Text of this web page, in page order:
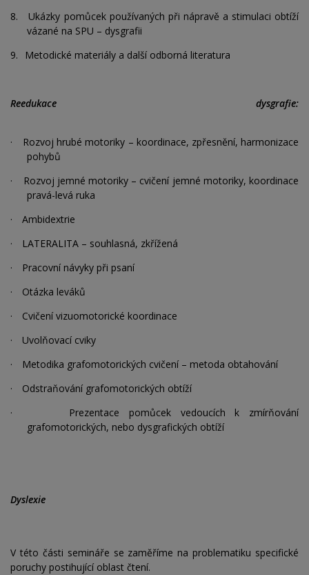
8.
Ukázky pomůcek používaných při nápravě a stimulaci obtíží
vázané na SPU – dysgrafii
9.
Metodické materiály a další odborná literatura
Reedukace dysgrafie:
·
Rozvoj hrubé motoriky – koordinace, zpřesnění, harmonizace
pohybů
·
Rozvoj jemné motoriky – cvičení jemné motoriky, koordinace
pravá-levá ruka
·
Ambidextrie
·
LATERALITA – souhlasná, zkřížená
·
Pracovní návyky při psaní
·
Otázka leváků
·
Cvičení vizuomotorické koordinace
·
Uvolňovací cviky
·
Metodika grafomotorických cvičení – metoda obtahování
·
Odstraňování grafomotorických obtíží
·
Prezentace pomůcek vedoucích k zmírňování
grafomotorických, nebo dysgrafických obtíží
Dyslexie
V této části semináře se zaměříme na problematiku specifické
poruchy postihující oblast čtení.